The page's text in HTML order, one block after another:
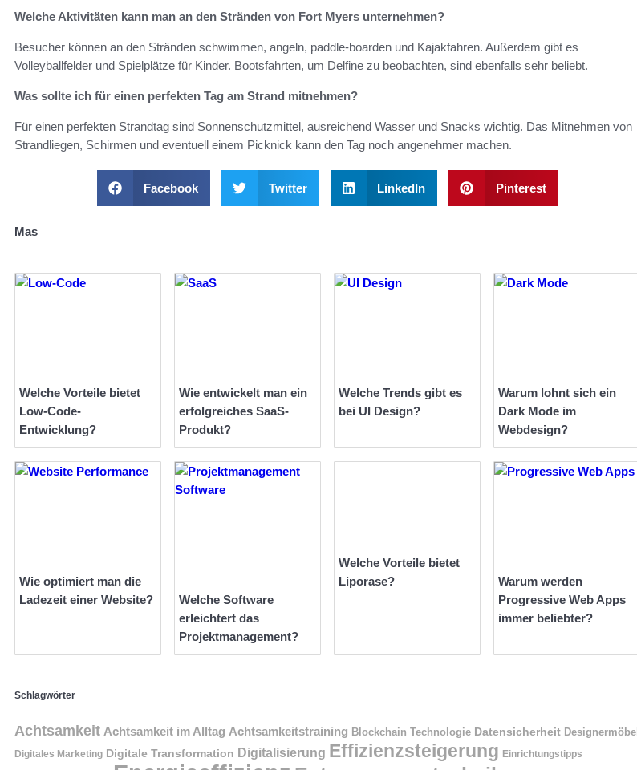
Welche Aktivitäten kann man an den Stränden von Fort Myers unternehmen?
Besucher können an den Stränden schwimmen, angeln, paddle-boarden und Kajakfahren. Außerdem gibt es
Volleyballfelder und Spielplätze für Kinder. Bootsfahrten, um Delfine zu beobachten, sind ebenfalls sehr beliebt.
Was sollte ich für einen perfekten Tag am Strand mitnehmen?
Für einen perfekten Strandtag sind Sonnenschutzmittel, ausreichend Wasser und Snacks wichtig. Das Mitnehmen von
Strandliegen, Schirmen und eventuell einem Picknick kann den Tag noch angenehmer machen.
Facebook Twitter LinkedIn Pinterest
Mas
Welche Vorteile bietet
Low-Code-
Entwicklung?
Wie entwickelt man ein
erfolgreiches SaaS-
Produkt?
Welche Trends gibt es
bei UI Design?
Warum lohnt sich ein
Dark Mode im
Webdesign?
Wie optimiert man die
Ladezeit einer Website?
Welche Software
erleichtert das
Projektmanagement?
Welche Vorteile bietet
Liporase?
Warum werden
Progressive Web Apps
immer beliebter?
Schlagwörter
Achtsamkeit Achtsamkeit im Alltag Achtsamkeitstraining Blockchain Technologie Datensicherheit Designermöbel
Digitales Marketing Digitale Transformation Digitalisierung Effizienzsteigerung Einrichtungstipps